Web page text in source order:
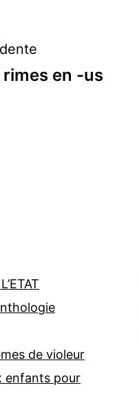
rimes en -us
de violeur
enfants pour